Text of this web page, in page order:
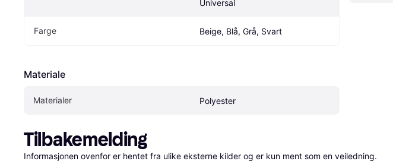
Universal
Farge Beige, Blå, Grå, Svart
Materiale
Materialer Polyester
Tilbakemelding
Informasjonen ovenfor er hentet fra ulike eksterne kilder og er kun ment som en veiledning.